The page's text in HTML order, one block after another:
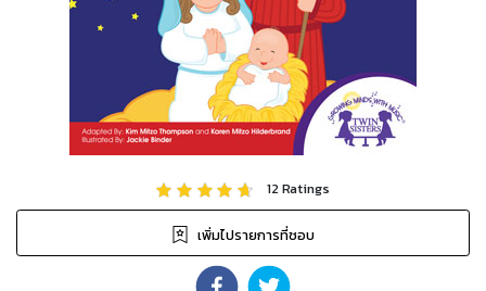
12Ratings
เพิ่มไปรายการที่ชอบ